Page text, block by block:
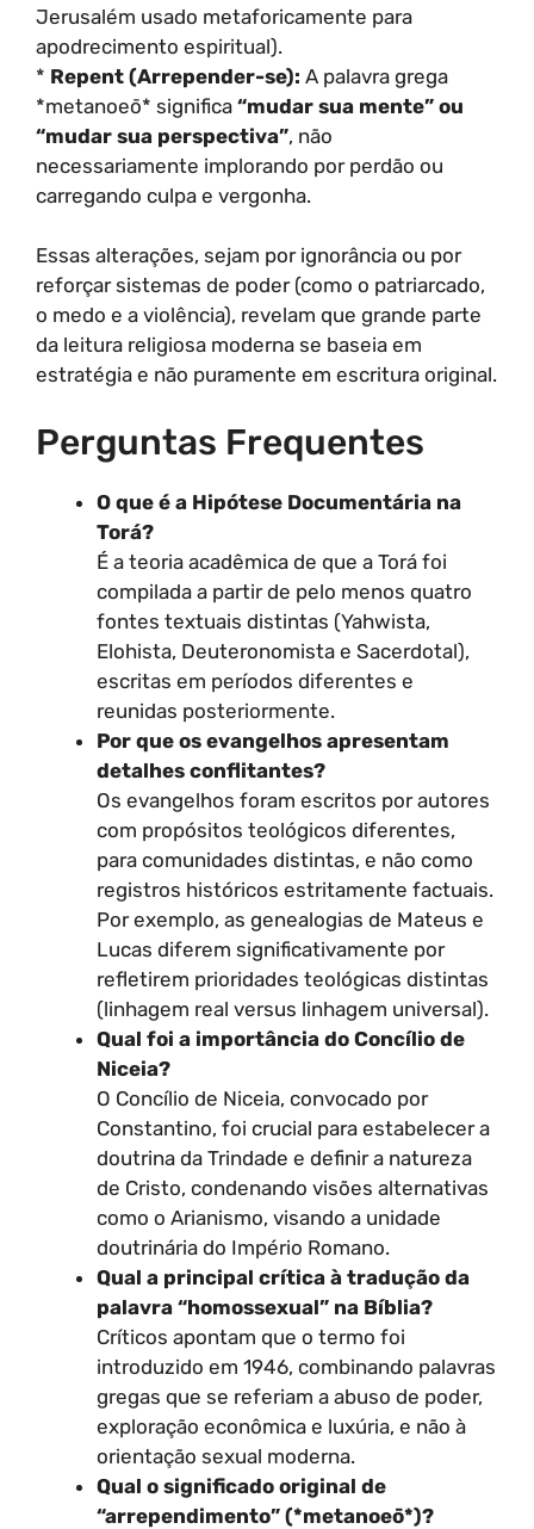
Jerusalém usado metaforicamente para
apodrecimento espiritual).
* Repent (Arrepender-se): A palavra grega
*metanoeō* significa “mudar sua mente” ou
“mudar sua perspectiva”, não
necessariamente implorando por perdão ou
carregando culpa e vergonha.
Essas alterações, sejam por ignorância ou por
reforçar sistemas de poder (como o patriarcado,
o medo e a violência), revelam que grande parte
da leitura religiosa moderna se baseia em
estratégia e não puramente em escritura original.
Perguntas Frequentes
O que é a Hipótese Documentária na
Torá?
É a teoria acadêmica de que a Torá foi
compilada a partir de pelo menos quatro
fontes textuais distintas (Yahwista,
Elohista, Deuteronomista e Sacerdotal),
escritas em períodos diferentes e
reunidas posteriormente.
Por que os evangelhos apresentam
detalhes conflitantes?
Os evangelhos foram escritos por autores
com propósitos teológicos diferentes,
para comunidades distintas, e não como
registros históricos estritamente factuais.
Por exemplo, as genealogias de Mateus e
Lucas diferem significativamente por
refletirem prioridades teológicas distintas
(linhagem real versus linhagem universal).
Qual foi a importância do Concílio de
Niceia?
O Concílio de Niceia, convocado por
Constantino, foi crucial para estabelecer a
doutrina da Trindade e definir a natureza
de Cristo, condenando visões alternativas
como o Arianismo, visando a unidade
doutrinária do Império Romano.
Qual a principal crítica à tradução da
palavra “homossexual” na Bíblia?
Críticos apontam que o termo foi
introduzido em 1946, combinando palavras
gregas que se referiam a abuso de poder,
exploração econômica e luxúria, e não à
orientação sexual moderna.
Qual o significado original de
“arrependimento” (*metanoeō*)?